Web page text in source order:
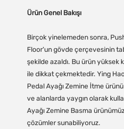
Ürün Genel Bakışı
Birçok yinelemeden sonra,
Floor'un gövde çerçevesinin
şekilde azaldı. Bu ürün yüksek
ile dikkat çekmektedir. Ying
Pedal Ayağı Zemine İtme
ve alanlarda yaygın olarak
Ayağı Zemine Basma
çözümler sunabiliyoruz.